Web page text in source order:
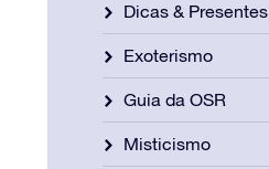
Dicas & Presentes
Exoterismo
Guia da OSR
Misticismo